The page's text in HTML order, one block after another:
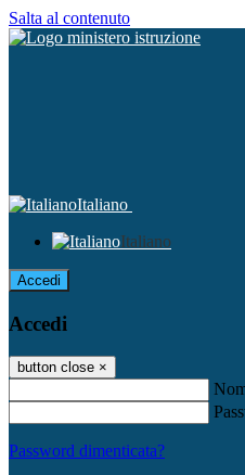
Salta al contenuto
Italiano
Italiano
Accedi
Accedi
button close ×
Password dimenticata?